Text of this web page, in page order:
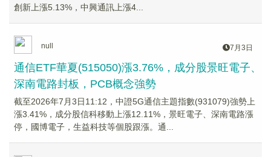
創新上漲5.13%，中興通訊上漲4...
null 7月3日
通信ETF華夏(515050)漲3.76%，成分股景旺電子、
深南電路封板，PCB概念強勢
截至2026年7月3日11:12，中證5G通信主題指數(931079)強勢上
漲3.41%，成分股信科移動上漲12.11%，景旺電子、深南電路漲
停，國博電子，生益科技等個股跟漲。通...